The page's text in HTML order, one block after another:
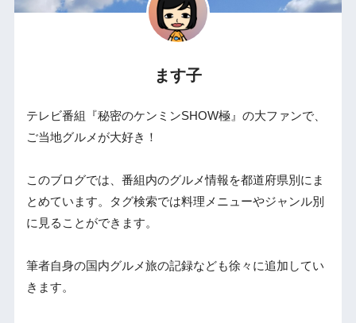
ます子
テレビ番組『秘密のケンミンSHOW極』の大ファンで、
ご当地グルメが大好き！
このブログでは、番組内のグルメ情報を都道府県別にま
とめています。タグ検索では料理メニューやジャンル別
に見ることができます。
筆者自身の国内グルメ旅の記録なども徐々に追加してい
きます。